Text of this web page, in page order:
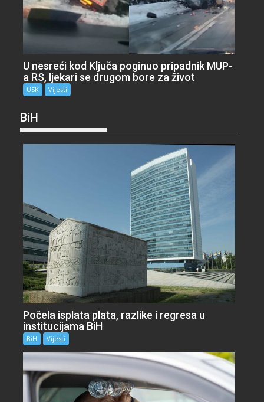
U nesreći kod Ključa poginuo pripadnik MUP-
a RS, ljekari se drugom bore za život
USK Vijesti
BiH
Počela isplata plata, razlike i regresa u
institucijama BiH
BiH Vijesti